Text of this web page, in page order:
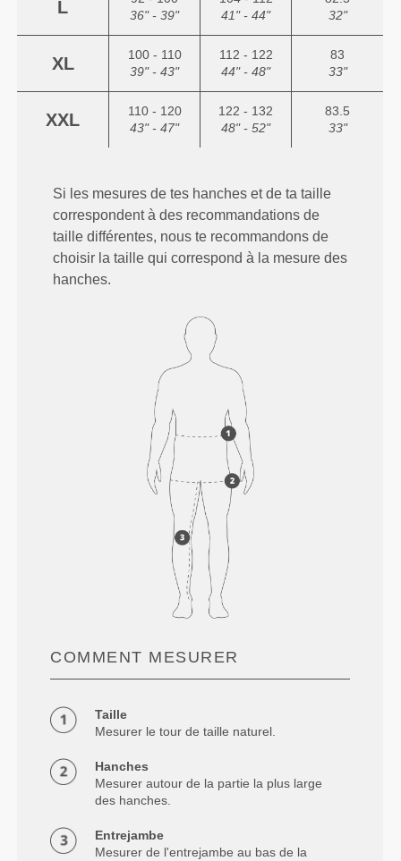
L
36" - 39"
41" - 44"
32"
XL
100 - 110
39" - 43"
112 - 122
44" - 48"
83
33"
XXL
110 - 120
43" - 47"
122 - 132
48" - 52"
83.5
33"
Si les mesures de tes hanches et de ta taille
correspondent à des recommandations de
taille différentes, nous te recommandons de
choisir la taille qui correspond à la mesure des
hanches.
COMMENT MESURER
Taille
Mesurer le tour de taille naturel.
Hanches
Mesurer autour de la partie la plus large
des hanches.
Entrejambe
Mesurer de l'entrejambe au bas de la